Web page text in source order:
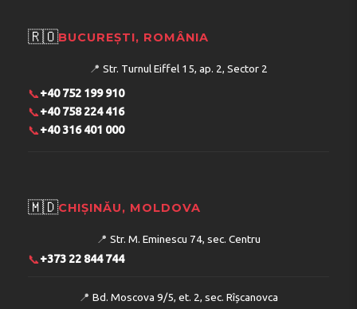
🇷🇴BUCUREȘTI, ROMÂNIA
📍 Str. Turnul Eiffel 15, ap. 2, Sector 2
📞+40 752 199 910
📞+40 758 224 416
📞+40 316 401 000
🇲🇩CHIȘINĂU, MOLDOVA
📍 Str. M. Eminescu 74, sec. Centru
📞+373 22 844 744
📍 Bd. Moscova 9/5, et. 2, sec. Rîșcanovca